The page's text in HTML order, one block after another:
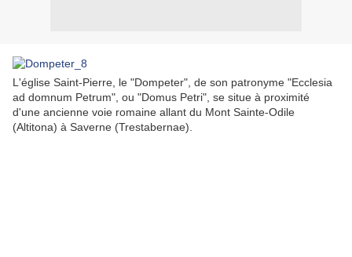
L'église Saint-Pierre, le "Dompeter", de son patronyme "Ecclesia
ad domnum Petrum", ou "Domus Petri", se situe à proximité
d'une ancienne voie romaine allant du Mont Sainte-Odile
(Altitona) à Saverne (Trestabernae).